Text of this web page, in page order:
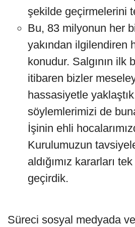
şekilde geçirmelerini
Bu, 83 milyonun her
yakından ilgilendiren
konudur. Salgının ilk
itibaren bizler
hassasiyetle
söylemlerimizi de
İşinin ehli
Kurulumuzun
aldığımız kararları
geçirdik.
Süreci sosyal medyada